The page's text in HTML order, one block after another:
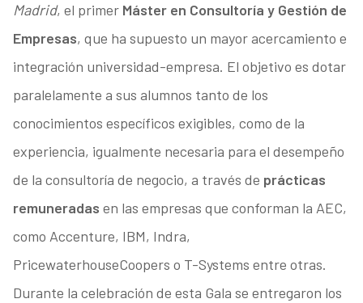
Madrid, el primerMáster en Consultoría y Gestión de
Empresas, que ha supuesto un mayor acercamiento e
integración universidad-empresa. El objetivo es dotar
paralelamente a sus alumnos tanto de los
conocimientos específicos exigibles, como de la
experiencia, igualmente necesaria para el desempeño
de la consultoría de negocio, a través de prácticas
remuneradas en las empresas que conforman la AEC,
como Accenture, IBM, Indra,
PricewaterhouseCoopers o T-Systems entre otras.
Durante la celebración de esta Gala se entregaron los